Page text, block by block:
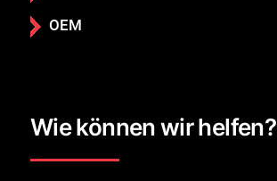
OEM
Wie können wir helfen?